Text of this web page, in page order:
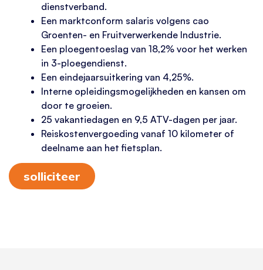
dienstverband.
Een marktconform salaris volgens cao
Groenten- en Fruitverwerkende Industrie.
Een ploegentoeslag van 18,2% voor het werken
in 3-ploegendienst.
Een eindejaarsuitkering van 4,25%.
Interne opleidingsmogelijkheden en kansen om
door te groeien.
25 vakantiedagen en 9,5 ATV-dagen per jaar.
Reiskostenvergoeding vanaf 10 kilometer of
deelname aan het fietsplan.
solliciteer